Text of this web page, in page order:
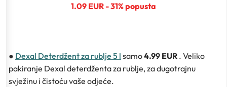
1.09 EUR - 31% popusta
● Dexal Deterdžent za rublje 5 l samo4.99 EUR . Veliko
pakiranje Dexal deterdženta za rublje, za dugotrajnu
svježinu i čistoću vaše odjeće.